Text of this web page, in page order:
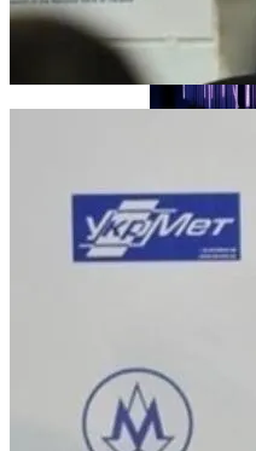
Назван
Организм